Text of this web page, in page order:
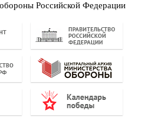
Российской Федерации